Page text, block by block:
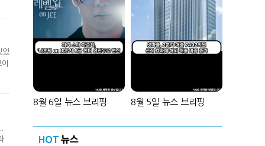
었
8월 6일 뉴스 브리핑 8월 5일 뉴스 브리핑
HOT 뉴스